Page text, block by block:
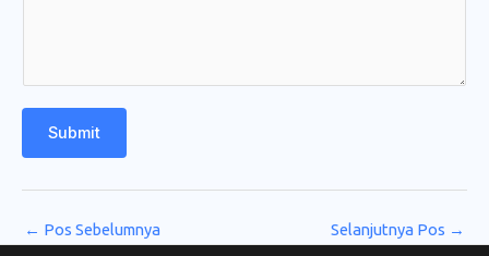
Submit
← Pos Sebelumnya Selanjutnya Pos →